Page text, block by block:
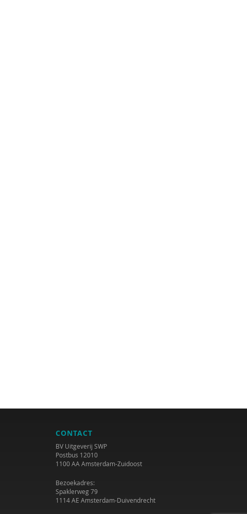
CONTACT
BV Uitgeverij SWP
Postbus 12010
1100 AA Amsterdam-Zuidoost
Bezoekadres:
Spaklerweg 79
1114 AE Amsterdam-Duivendrecht